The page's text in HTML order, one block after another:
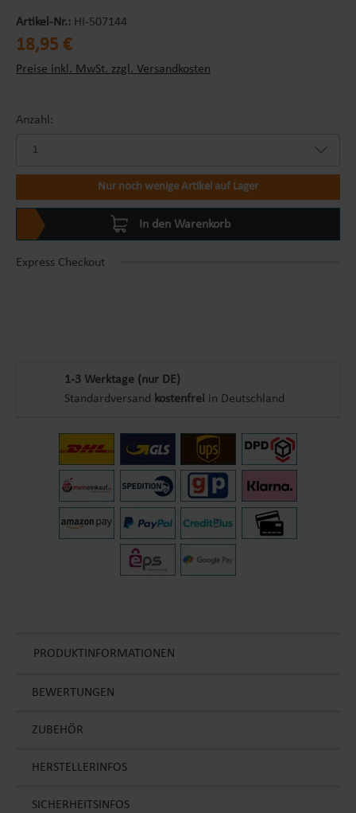
Artikel-Nr.: HI-507144
Regulärer Preis:
18,95 €
Preise inkl. MwSt. zzgl. Versandkosten
Anzahl:
Nur noch wenige Artikel auf Lager
In den Warenkorb
Express Checkout
1-3 Werktage (nur DE)
Standardversand kostenfrei in Deutschland
PRODUKTINFORMATIONEN
BEWERTUNGEN
ZUBEHÖR
HERSTELLERINFOS
SICHERHEITSINFOS